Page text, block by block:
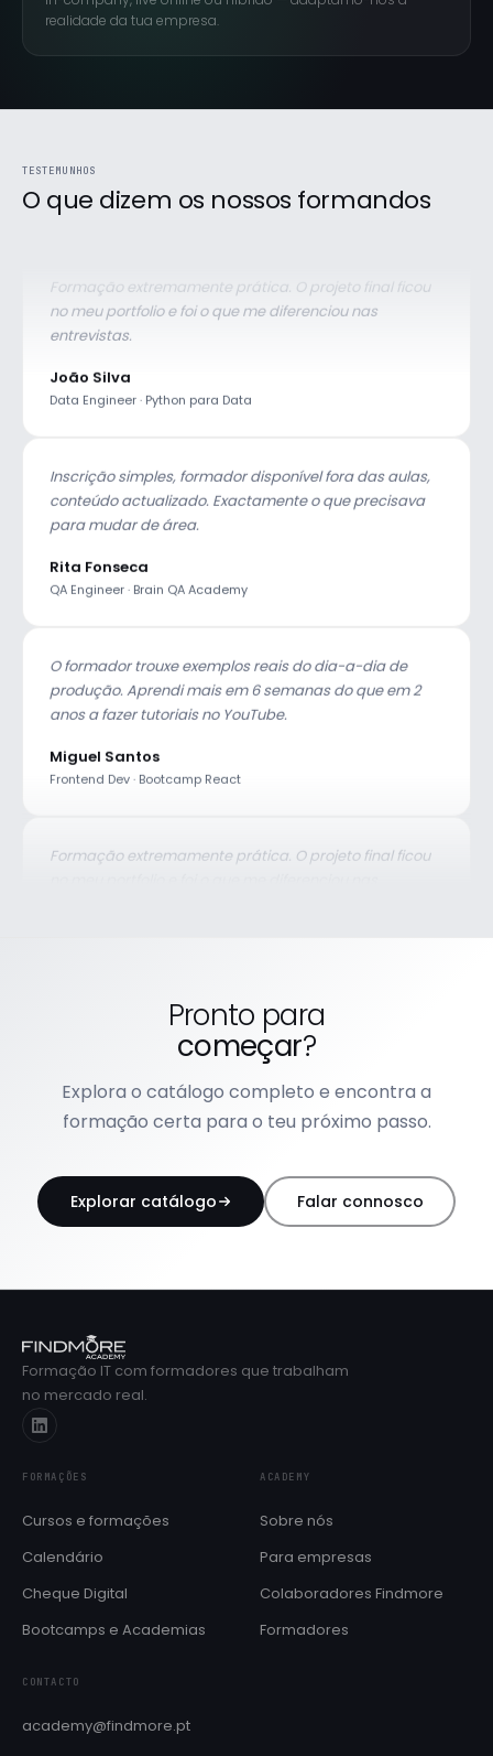
realidade da tua empresa.
TESTEMUNHOS
O que dizem os nossos formandos
entrevistas.
João Silva
Data Engineer · Python para Data
para mudar de área.
QA Engineer · Brain QA Academy
anos a fazer tutoriais no YouTube.
Miguel Santos
Frontend Dev · Bootcamp React
entrevistas.
conteúdo actualizado. Exactamente o que precisava
para mudar de área.
Rita Fonseca
QA Engineer · Brain QA Academy
Pronto para
começar?
Explora o catálogo completo e encontra a
formação certa para o teu próximo passo.
Explorar catálogo Falar connosco
Formação IT com formadores que trabalham
no mercado real.
FORMAÇÕES
Cursos e formações
Calendário
Cheque Digital
Bootcamps e Academias
ACADEMY
Sobre nós
Para empresas
Colaboradores Findmore
Formadores
CONTACTO
academy@findmore.pt